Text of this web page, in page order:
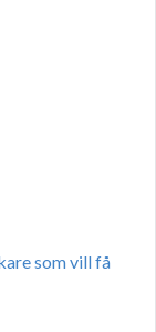
som vill få